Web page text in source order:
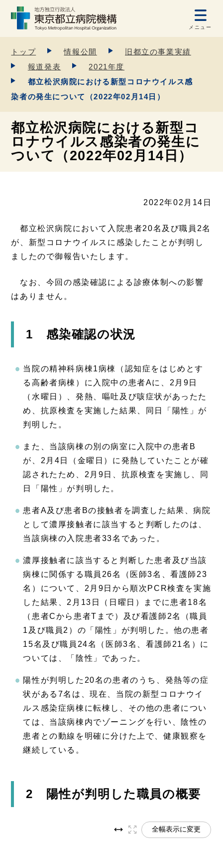
メニュー
トップ 情報公開
旧都立の事業実績
報道発表
2021年度
都立松沢病院における新型コロナウイルス感
染者の発生について（2022年02月14日）
都立松沢病院における新型コ
ロナウイルス感染者の発生に
ついて（2022年02月14日）
2022年02月14日
都立松沢病院において入院患者20名及び職員2名
が、新型コロナウイルスに感染したことが判明し
ましたので御報告いたします。
なお、今回の感染確認による診療体制への影響
はありません。
1 感染確認の状況
当院の精神科病棟1病棟（認知症をはじめとす
る高齢者病棟）に入院中の患者Aに、2月9日
（水曜日）、発熱、嘔吐及び咳症状があったた
め、抗原検査を実施した結果、同日「陽性」が
判明した。
また、当該病棟の別の病室に入院中の患者B
が、2月4日（金曜日）に発熱していたことが確
認されたため、2月9日、抗原検査を実施し、同
日「陽性」が判明した。
患者A及び患者Bの接触者を調査した結果、病院
として濃厚接触者に該当すると判断したのは、
当該病棟の入院患者33名であった。
濃厚接触者に該当すると判断した患者及び当該
病棟に関係する職員26名（医師3名、看護師23
名）について、2月9日から順次PCR検査を実施
した結果、2月13日（日曜日）までに患者18名
（患者Cから患者Tまで）及び看護師2名（職員
1及び職員2）の「陽性」が判明した。他の患者
15名及び職員24名（医師3名、看護師21名）に
ついては、「陰性」であった。
陽性が判明した20名の患者のうち、発熱等の症
状がある7名は、現在、当院の新型コロナウイ
ルス感染症病棟に転棟し、その他の患者につい
ては、当該病棟内でゾーニングを行い、陰性の
患者との動線を明確に分けた上で、健康観察を
継続している。
2 陽性が判明した職員の概要
全幅表示に変更